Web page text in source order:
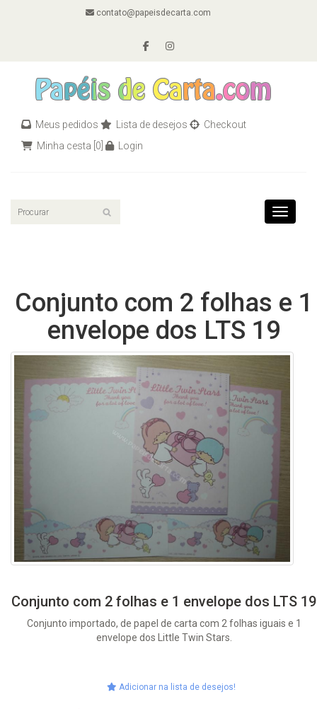
contato@papeisdecarta.com
Meus pedidos Lista de desejos
Checkout
Minha cesta [0] Login
Toggle
Conjunto com 2 folhas e 1
envelope dos LTS 19
Conjunto com 2 folhas e 1 envelope dos LTS 19
Conjunto importado, de papel de carta com 2 folhas iguais e 1
envelope dos Little Twin Stars.
Adicionar na lista de desejos!